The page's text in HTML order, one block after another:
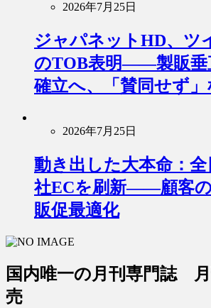
2026年7月25日
ジャパネットHD、ツ
のTOB表明――製販垂
確立へ、「賛同せず」
2026年7月25日
動き出した大本命：全
社ECを刷新――顧客
販促最適化
国内唯一の月刊専門誌
売